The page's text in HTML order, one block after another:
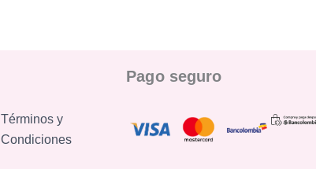
Términos y
Condiciones
Pago seguro